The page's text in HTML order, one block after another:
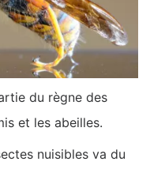
du règne des
et les abeilles.
nuisibles va du